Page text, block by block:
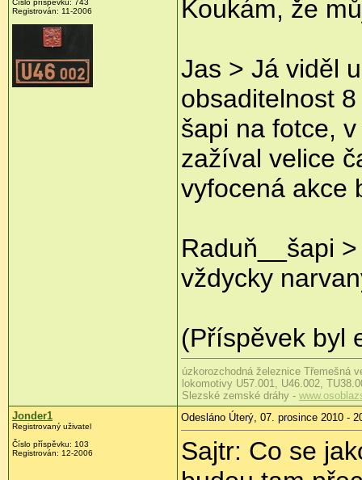
Registrován: 11-2006 Koukám, že
Jas > Já viděl
obsaditelnost
šapi na fotce,
zažíval velice
vyfocená akce
Raduň__šapi
vždycky
(Příspěvek byl
úzkorozchodná železnice Třemešná
lokomotivy U57.001, U46.002,
Slezské zemské dráhy -
Jonder1
Registrovaný uživatel
Číslo příspěvku: 103
Registrován: 12-2006
Odesláno Úterý, 07. prosince 2010 -
Sajtr: Co se